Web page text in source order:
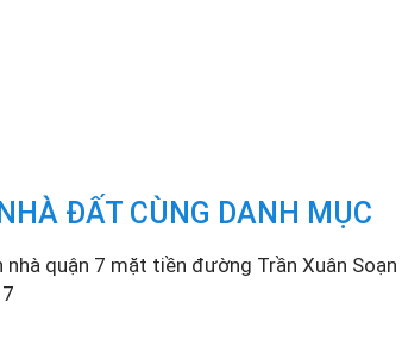
NHÀ ĐẤT CÙNG DANH MỤC